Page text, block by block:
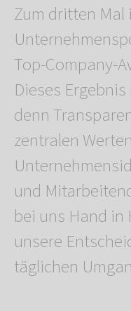
Zum dritten Mal
Top-Company-
Dieses
denn
zentralen
und
bei uns Hand in
unsere
täglichen